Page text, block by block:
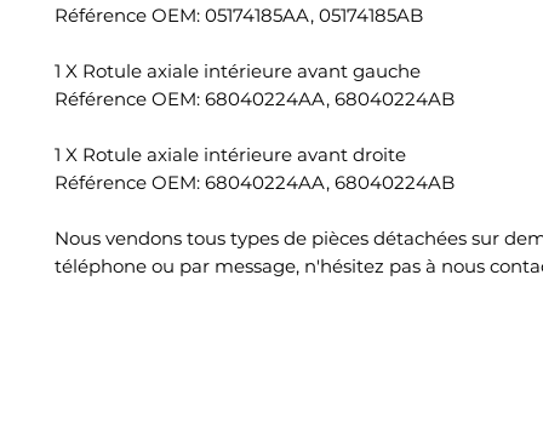
Référence OEM: 05174185AA, 05174185AB
1 X Rotule axiale intérieure avant gauche
Référence OEM: 68040224AA, 68040224AB
1 X Rotule axiale intérieure avant droite
Référence OEM: 68040224AA, 68040224AB
Nous vendons tous types de pièces détachées sur
téléphone ou par message, n'hésitez pas à nous